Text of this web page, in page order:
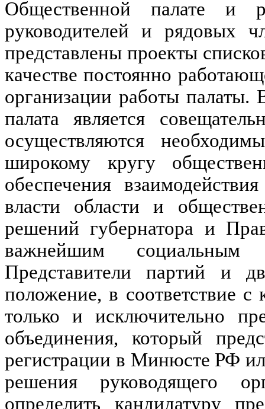
Общественной палате и
руководителей и рядовых
представлены проекты
качестве постоянно
организации работы палаты.
палата является
осуществляются
широкому кругу
обеспечения
власти области и
решений губернатора и
важнейшим социальным
Представители партий и
положение, в соответствие
только и исключительно
объединения, который
регистрации в Минюсте РФ
решения руководящего
определить кандидатуру